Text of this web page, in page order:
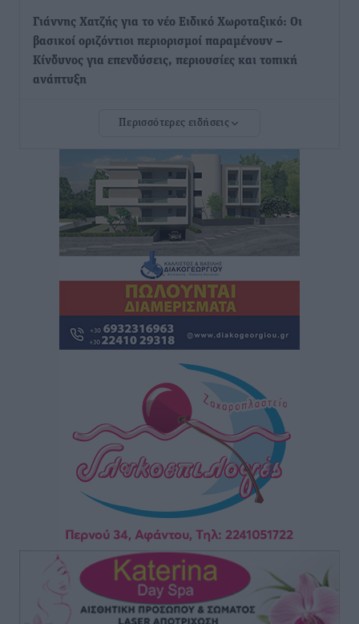
Γιάννης Χατζής για το νέο Ειδικό Χωροταξικό: Οι
βασικοί οριζόντιοι περιορισμοί παραμένουν –
Κίνδυνος για επενδύσεις, περιουσίες και τοπική
ανάπτυξη
δεν υπάρχουν περιθώρια εφησυχασμού
Ειδήσεις• πριν 2 ώρες
Στον Άγιο Νικόλαο Χάλκης ανοίγει ξανά το
ανανεωμένο εκκλησιαστικό μουσείο από τη Λέσχη
Τοπικές Ειδήσεις• πριν 2 ώρες
Ρόδος: «Βουλιάζει» από τουρίστες – Πάνω από 1 εκατ.
επιβάτες και 55 κρουαζιερόπλοια
Γ’ Εθνική Κατηγορία: Οι ημερομηνίες των
αγωνιστικών της κανονικής περιόδου
πριν 8 ώρες
Συνελήφθησαν δύο άτομα στην Κάρπαθο για άγρα
Τοπικές Ειδήσεις• πριν 8 ώρες
Χωρίς υποχρεωτική παρουσία μικρών στη 12άδα
Αθλητικά πριν 8 ώρες
Περισσότερες ειδήσεις